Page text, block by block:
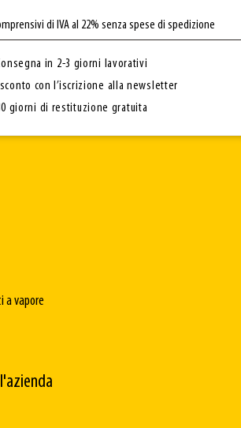
di IVA al 22% senza spese di spedizione
in 2-3 giorni lavorativi
con l’iscrizione alla newsletter
giorni di restituzione gratuita
a vapore